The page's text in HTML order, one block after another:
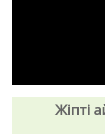
Жіпті